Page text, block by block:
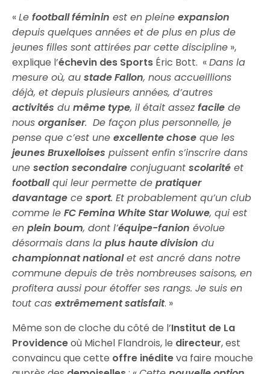
«Lefootball féminin est en pleineexpansion
depuis quelques années et de plus en plus de
jeunes filles sont attirées par cette discipline »,
explique l’échevin des Sports Éric Bott. «Dans la
mesure où, austade Fallon, nous accueillions
déjà, et depuis plusieurs années, d’autres
activités dumême type, il était assezfacile de
nousorganiser. De façon plus personnelle, je
pense que c’est uneexcellente chose que les
jeunes Bruxelloises puissent enfin s’inscrire dans
unesection secondaire conjuguantscolarité et
footballqui leur permette depratiquer
davantage cesport. Et probablement qu’un club
comme leFC Femina White Star Woluwe, qui est
enplein boum, dont l’équipe-fanion évolue
désormais dans laplus haute division du
championnat nationalet est ancré dans notre
commune depuis de très nombreuses saisons, en
profitera aussi pour étoffer ses rangs. Je suis en
tout casextrêmement satisfait. »
Même son de cloche du côté de l’Institut de La
Providenceoù Michel Flandrois, le directeur, est
convaincu que cette offre inéditeva faire mouche